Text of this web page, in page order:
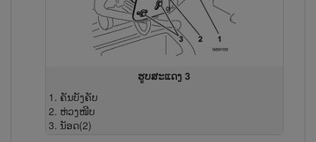
ຮູບສະແດງ 3
ຄັນ​ບັງ​ຄັບ
ຫ່ວງ​ໜີບ
ນັອດ(2)